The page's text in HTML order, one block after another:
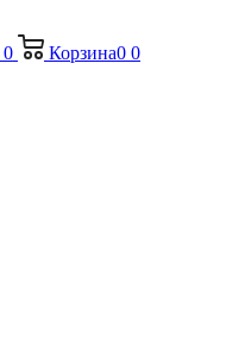
0 Корзина0 0